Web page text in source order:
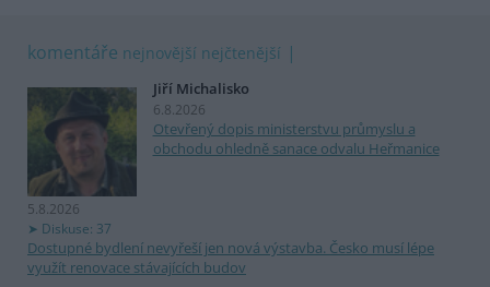
komentáře nejnovější nejčtenější
Jiří Michalisko
6.8.2026
Otevřený dopis ministerstvu průmyslu a
obchodu ohledně sanace odvalu Heřmanice
5.8.2026
Diskuse: 37
Dostupné bydlení nevyřeší jen nová výstavba. Česko musí lépe
využít renovace stávajících budov